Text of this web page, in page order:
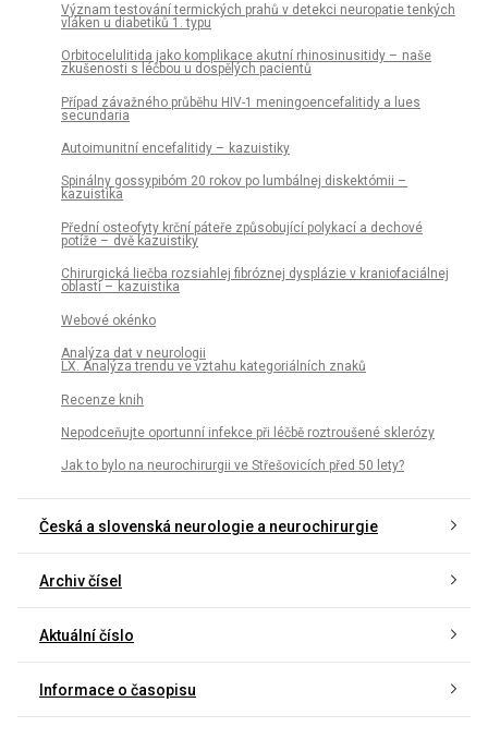
Význam testování termických prahů v detekci neuropatie tenkých
vláken u diabetiků 1. typu
Orbitocelulitida jako komplikace akutní rhinosinusitidy – naše
zkušenosti s léčbou u dospělých pa­cientů
Případ závažného průběhu HIV-1 meningoencefalitidy a lues
secundaria
Autoimunitní encefalitidy – kazuistiky
Spinálny gos­sypibóm 20 rokov po lumbálnej diskektómii –
kazuistika
Přední osteofyty krční páteře způsobující polykací a dechové
potíže – dvě kazuistiky
Chirurgická liečba rozsiahlej fibróznej dysplázie v kraniofaciálnej
oblasti – kazuistika
Webové okénko
Analýza dat v neurologii
LX. Analýza trendu ve vztahu kategoriálních znaků
Recenze knih
Nepodceňujte oportun­ní infekce při léčbě roztroušené sklerózy
Jak to bylo na neurochirurgii ve Střešovicích před 50 lety?
Česká a slovenská neurologie a neurochirurgie
Archiv čísel
Aktuální číslo
Informace o časopisu